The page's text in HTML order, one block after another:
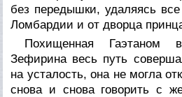
без передышки, удаляясь
Ломбардии и от дворца
Похищенная Гаэтаном
Зефирина весь путь
на усталость, она не могла
снова и снова говорить с